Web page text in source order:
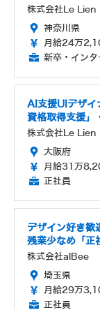
株式会社Le Lien
神奈川県
月給24万
新卒・インタ
AI支援UIデザイ
資格取得支援」
株式会社Le Lien
大阪府
月給31万
正社員
デザイン好き
残業少なめ「正
株式会社alBee
埼玉県
月給29万
正社員